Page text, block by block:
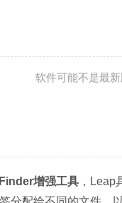
软件可能不是最
Finder增强工具 ，